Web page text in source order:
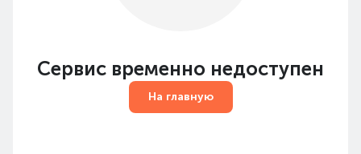
Сервис временно недоступен
На главную